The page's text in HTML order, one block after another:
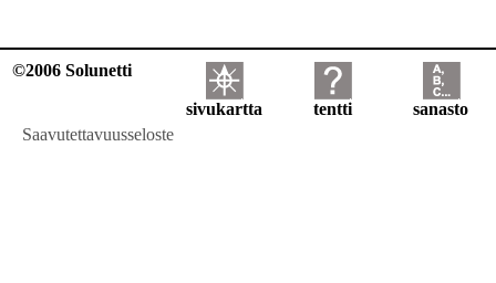
©2006 Solunetti
sivukartta tentti
sanasto
Saavutettavuusseloste